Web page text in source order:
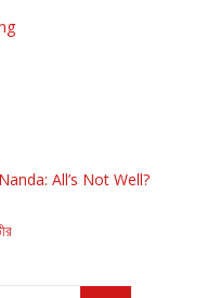
All’s Not Well?